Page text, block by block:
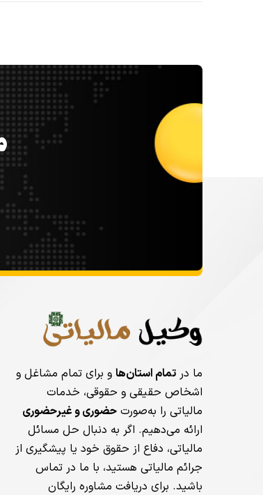
ما در تمام استان‌ها و برای تمام مشاغل و
اشخاص حقیقی و حقوقی، خدمات
مالیاتی را به‌صورت حضوری و غیرحضوری
ارائه می‌دهیم. اگر به دنبال حل مسائل
مالیاتی، دفاع از حقوق خود یا پیشگیری از
جرائم مالیاتی هستید، با ما در تماس
باشید. برای دریافت مشاوره رایگان